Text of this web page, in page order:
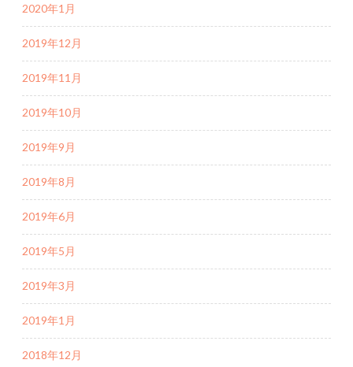
2020年1月
2019年12月
2019年11月
2019年10月
2019年9月
2019年8月
2019年6月
2019年5月
2019年3月
2019年1月
2018年12月